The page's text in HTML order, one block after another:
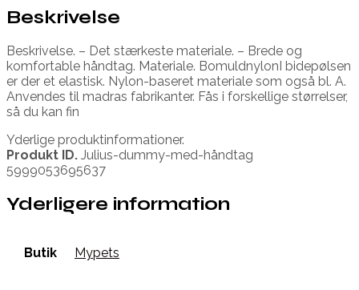
Beskrivelse
Beskrivelse. – Det stærkeste materiale. – Brede og
komfortable håndtag. Materiale. BomuldnylonI bidepølsen
er der et elastisk. Nylon-baseret materiale som også bl. A.
Anvendes til madras fabrikanter. Fås i forskellige størrelser,
så du kan fin
Yderlige produktinformationer.
Produkt ID. Julius-dummy-med-håndtag
5999053695637
Yderligere information
Butik Mypets